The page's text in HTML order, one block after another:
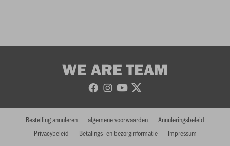
WE ARE TEAM
Bestelling annuleren algemene voorwaarden
Annuleringsbeleid
Privacybeleid
Betalings- en bezorginformatie Impressum